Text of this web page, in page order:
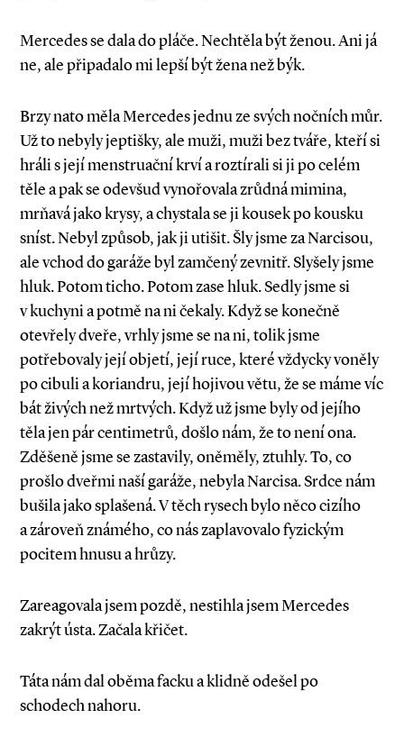
Mercedes se dala do pláče. Nechtěla být ženou. Ani já
ne, ale připadalo mi lepší být žena než býk.
Brzy nato měla Mercedes jednu ze svých nočních můr.
Už to nebyly jeptišky, ale muži, muži bez tváře, kteří si
hráli s její menstruač­ní krví a roztírali si ji po celém
těle a pak se odevšud vynořovala zrůdná mimina,
mrňavá jako krysy, a chystala se ji kousek po kousku
sníst. Nebyl způsob, jak ji utišit. Šly jsme za Narcisou,
ale vchod do garáže byl zamčený zevnitř. Slyšely jsme
hluk. Potom ticho. Potom zase hluk. Sedly jsme si
v kuchyni a potmě na ni čekaly. Když se konečně
otevřely dveře, vrhly jsme se na ni, tolik jsme
potřebovaly její objetí, její ruce, které vždycky voněly
po cibuli a koriandru, její hojivou větu, že se máme víc
bát živých než mrtvých. Když už jsme byly od jejího
těla jen pár centimetrů, došlo nám, že to není ona.
Zděšeně jsme se zastavily, oněměly, ztuhly. To, co
prošlo dveřmi naší garáže, nebyla Narcisa. Srdce nám
bušila jako splašená. V těch rysech bylo něco cizího
a zároveň známého, co nás zaplavovalo fyzickým
pocitem hnusu a hrůzy.
Zareagovala jsem pozdě, nestihla jsem Mercedes
zakrýt ústa. Začala křičet.
Táta nám dal oběma facku a klidně odešel po
schodech nahoru.